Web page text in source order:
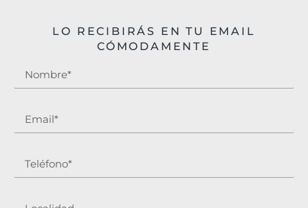
LO RECIBIRÁS EN TU EMAIL
CÓMODAMENTE